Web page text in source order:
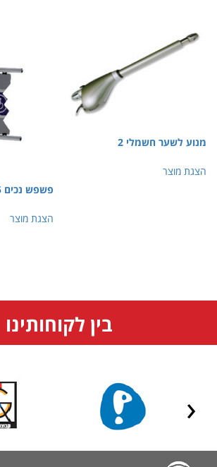
מנוע לשער חשמלי 2
הצגת מוצר
פשפש נכים 605 OZAK
הצגת מוצר
בין לקוחותינו